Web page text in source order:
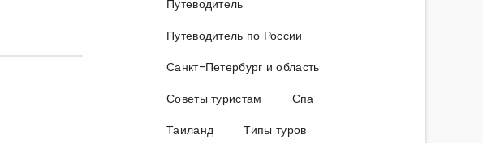
Путеводитель
Путеводитель по России
Санкт-Петербург и область
Советы туристам
Спа
Таиланд
Типы туров